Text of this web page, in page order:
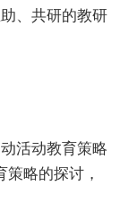
、共研的教研
活动教育策略
略的探讨，